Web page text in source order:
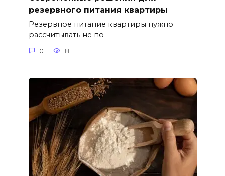
резервного питания квартиры
Резервное питание квартиры нужно
рассчитывать не по
0 8